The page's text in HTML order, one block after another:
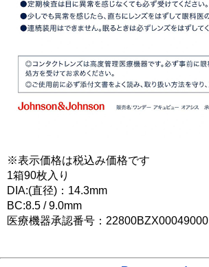
※表示価格は税込み価格です
1箱90枚入り
DIA:(直径)：14.3mm
BC:8.5 / 9.0mm
医療機器承認番号：22800BZX00049000